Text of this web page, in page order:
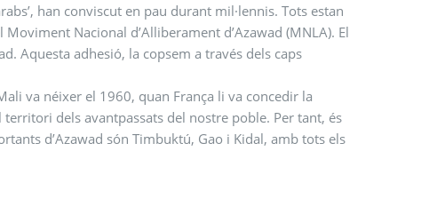
han conviscut en pau durant mil·lennis. Tots estan
Nacional d’Alliberament d’Azawad (MNLA). El
Aquesta adhesió, la copsem a través dels caps
va néixer el 1960, quan França li va concedir la
dels avantpassats del nostre poble. Per tant, és
d’Azawad són Timbuktú, Gao i Kidal, amb tots els